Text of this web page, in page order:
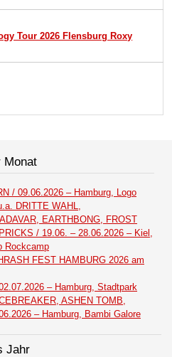
Tour 2026 Flensburg Roxy
Monat
/ 09.06.2026 – Hamburg, Logo
DRITTE WAHL,
EARTHBONG, FROST
/ 19.06. – 28.06.2026 – Kiel,
Rockcamp
FEST HAMBURG 2026 am
– Hamburg, Stadtpark
ASHEN TOMB,
– Hamburg, Bambi Galore
Jahr